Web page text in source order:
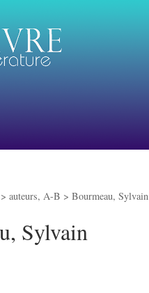
auteurs, A-B > Bourmeau, Sylvain
Sylvain